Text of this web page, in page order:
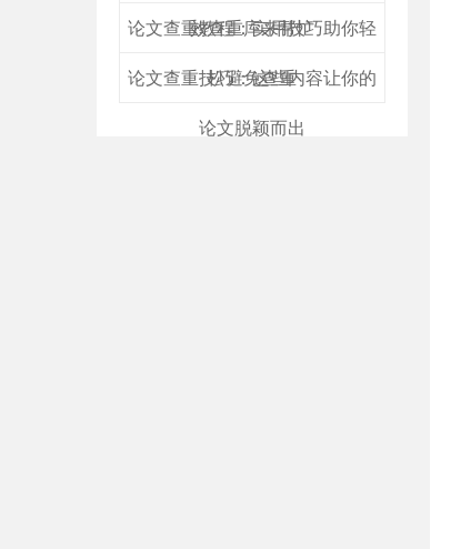
效查重库来帮忙
论文查重教程：实用技巧助你轻
松避免查重
论文查重技巧：这些内容让你的
论文脱颖而出